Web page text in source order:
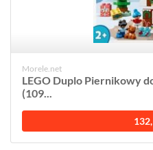
Morele.net
LEGO Duplo Piernikowy
(109...